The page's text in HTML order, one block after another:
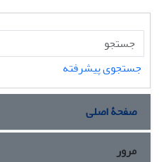
جستجوی پیشرفته
صفحۀ اصلی
مرور